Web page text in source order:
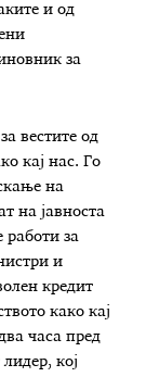
и од
за
вестите од
кај нас. Го
на
на јавноста
работи за
и
кредит
како кај
часа пред
кој